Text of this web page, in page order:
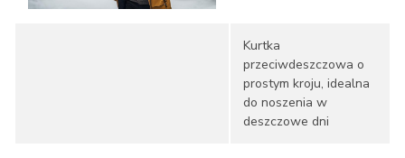
Kurtka
przeciwdeszczowa o
prostym kroju, idealna
do noszenia w
deszczowe dni